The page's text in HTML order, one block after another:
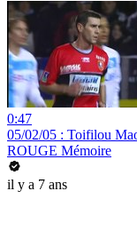
0:47
05/02/05 : Toifilou
ROUGE Mémoire
il y a 7 ans